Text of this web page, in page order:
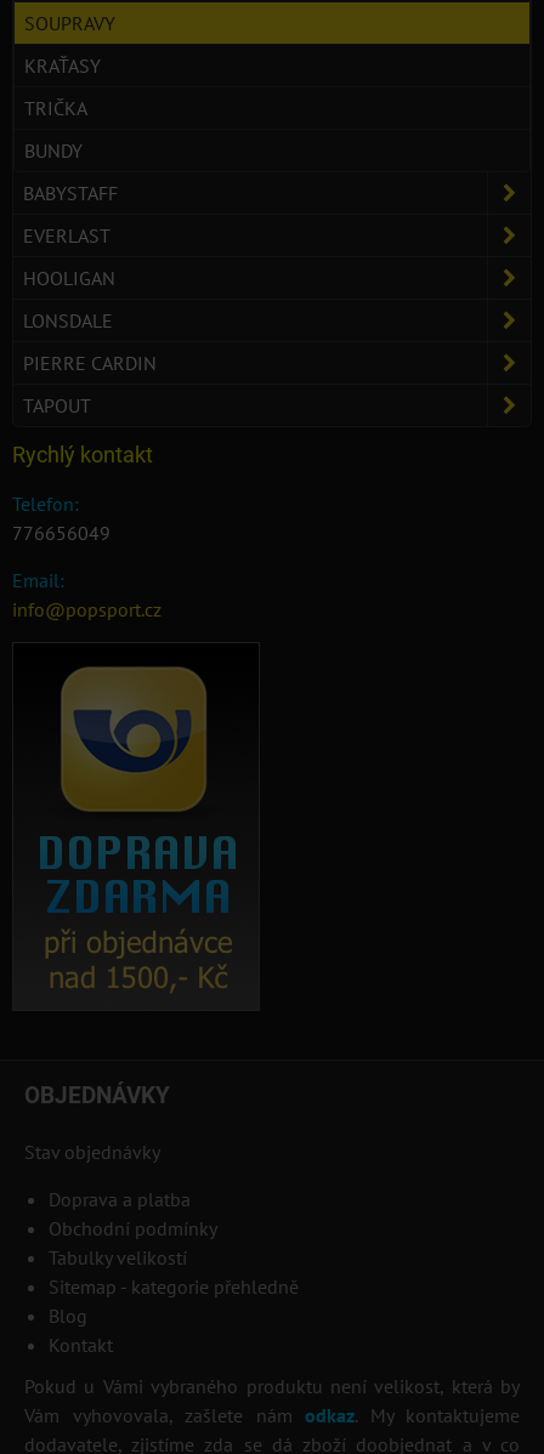
SOUPRAVY
KRAŤASY
TRIČKA
BUNDY
BABYSTAFF
EVERLAST
HOOLIGAN
LONSDALE
PIERRE CARDIN
TAPOUT
Rychlý kontakt
Telefon:
776656049
Email:
info@popsport.cz
OBJEDNÁVKY
Stav objednávky
Doprava a platba
Obchodní podmínky
Tabulky velikostí
Sitemap - kategorie přehledně
Blog
Kontakt
Pokud u Vámi vybraného produktu není velikost, která by
Vám vyhovovala, zašlete nám odkaz. My kontaktujeme
dodavatele, zjistíme zda se dá zboží doobjednat a v co